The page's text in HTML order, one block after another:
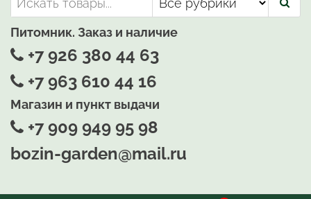
для вашего сада
Питомник. Заказ и наличие
+7 926 380 44 63
+7 963 610 44 16
Магазин и пункт выдачи
+7 909 949 95 98
bozin-garden@mail.ru